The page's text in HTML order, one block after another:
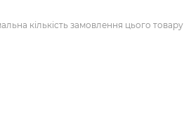
кількість замовлення цього товару